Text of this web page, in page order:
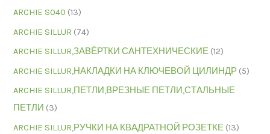
ARCHIE S040 (13)
ARCHIE SILLUR (74)
ARCHIE SILLUR,ЗАВЁРТКИ САНТЕХНИЧЕСКИЕ (12)
ARCHIE SILLUR,НАКЛАДКИ НА КЛЮЧЕВОЙ ЦИЛИНДР (5)
ARCHIE SILLUR,ПЕТЛИ,ВРЕЗНЫЕ ПЕТЛИ,СТАЛЬНЫЕ
ПЕТЛИ (3)
ARCHIE SILLUR,РУЧКИ НА КВАДРАТНОЙ РОЗЕТКЕ (13)